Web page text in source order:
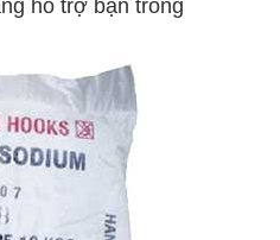
hỗ trợ bạn trong